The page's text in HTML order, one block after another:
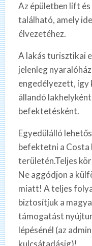
Az épületben lift és
található, amely
élvezetéhez.
A lakás turisztikai
jelenleg
engedélyezett, így
állandó
befektetésként.
Egyedülálló
befektetni a Costa
területén.Teljes
Ne aggódjon a
miatt! A teljes
biztosítjuk a
támogatást
lépésénél (az
kulcsátadásig)!